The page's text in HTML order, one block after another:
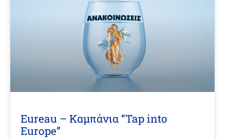
Eureau – Καμπάνια “Tap into
Europe”